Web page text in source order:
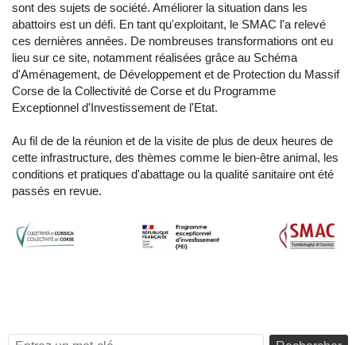
sont des sujets de société. Améliorer la situation dans les
abattoirs est un défi. En tant qu'exploitant, le SMAC l'a relevé
ces dernières années. De nombreuses transformations ont eu
lieu sur ce site, notamment réalisées grâce au Schéma
d'Aménagement, de Développement et de Protection du Massif
Corse de la Collectivité de Corse et du Programme
Exceptionnel d'Investissement de l'Etat.
Au fil de de la réunion et de la visite de plus de deux heures de
cette infrastructure, des thèmes comme le bien-être animal, les
conditions et pratiques d'abattage ou la qualité sanitaire ont été
passés en revue.